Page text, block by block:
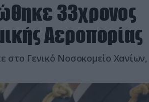
33χρονος
Αεροπορίας
Γενικό Νοσοκομείο Χανίων,